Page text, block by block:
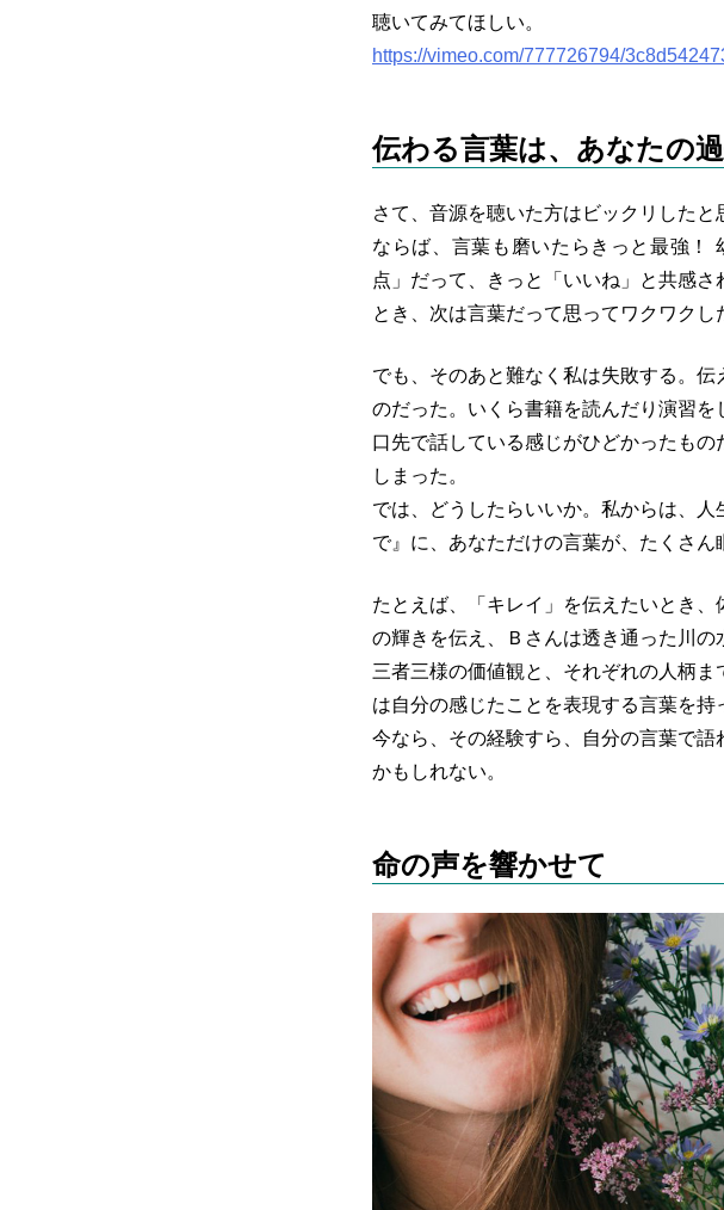
聴いてみてほしい。
https://vimeo.com/777726794/
伝わる言葉は、あなたの
さて、音源を聴いた方はビックリした
ならば、言葉も磨いたらきっと最強！
点」だって、きっと「いいね」と共感
とき、次は言葉だって思ってワクワクし
でも、そのあと難なく私は失敗する。
のだった。いくら書籍を読んだり演習を
口先で話している感じがひどかったも
しまった。
では、どうしたらいいか。私からは、
で』に、あなただけの言葉が、たくさん
たとえば、「キレイ」を伝えたいとき
の輝きを伝え、Ｂさんは透き通った川の
三者三様の価値観と、それぞれの人柄
は自分の感じたことを表現する言葉を
今なら、その経験すら、自分の言葉で
かもしれない。
命の声を響かせて